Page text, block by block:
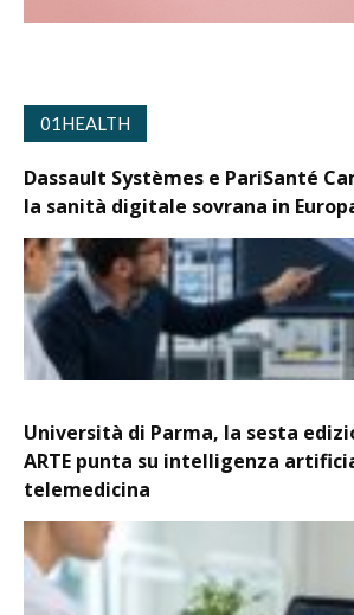
01HEALTH
Dassault Systèmes e PariSanté
la sanità digitale sovrana in
Università di Parma, la sesta
ARTE punta su intelligenza
telemedicina